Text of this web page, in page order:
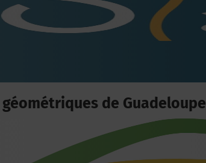
de Guadeloupe